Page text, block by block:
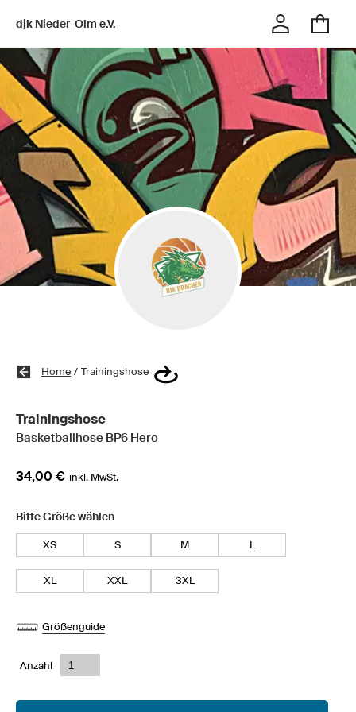
djk Nieder-Olm e.V.
Home / Trainingshose
Trainingshose
Basketballhose BP6 Hero
34,00 € inkl. MwSt.
Bitte Größe wählen
XS S M L
XL XXL 3XL
Größenguide
Anzahl